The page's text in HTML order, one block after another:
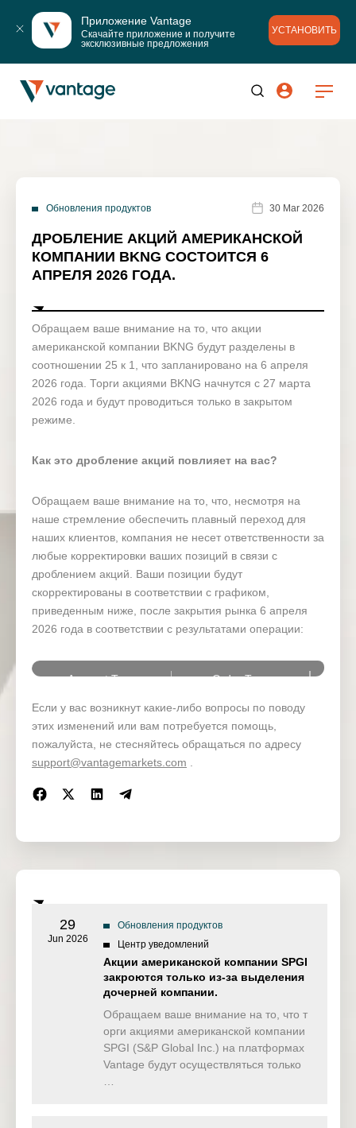
Приложение Vantage
Скачайте приложение и получите
эксклюзивные предложения
УСТАНОВИТЬ
Обновления продуктов 30 Mar 2026
ДРОБЛЕНИЕ АКЦИЙ АМЕРИКАНСКОЙ
КОМПАНИИ BKNG СОСТОИТСЯ 6
АПРЕЛЯ 2026 ГОДА.
Обращаем ваше внимание на то, что акции
американской компании BKNG будут разделены в
соотношении 25 к 1, что запланировано на 6 апреля
2026 года. Торги акциями BKNG начнутся с 27 марта
2026 года и будут проводиться только в закрытом
режиме.
Как это дробление акций повлияет на вас?
Обращаем ваше внимание на то, что, несмотря на
наше стремление обеспечить плавный переход для
наших клиентов, компания не несет ответственности за
любые корректировки ваших позиций в связи с
дроблением акций. Ваши позиции будут
скорректированы в соответствии с графиком,
приведенным ниже, после закрытия рынка 6 апреля
2026 года в соответствии с результатами операции:
Account Type Order Type
Live
Open positions
Stop loss / take profit
Open positions
Если у вас возникнут какие-либо вопросы по поводу
этих изменений или вам потребуется помощь,
пожалуйста, не стесняйтесь обращаться по адресу
support@vantagemarkets.com
29
Jun 2026
Обновления продуктов
Центр уведомлений
Акции американской компании SPGI
закроются только из-за выделения
дочерней компании.
Обращаем ваше внимание на то, что т
орги акциями американской компании
SPGI (S&P Global Inc.) на платформах
Vantage будут осуществляться только